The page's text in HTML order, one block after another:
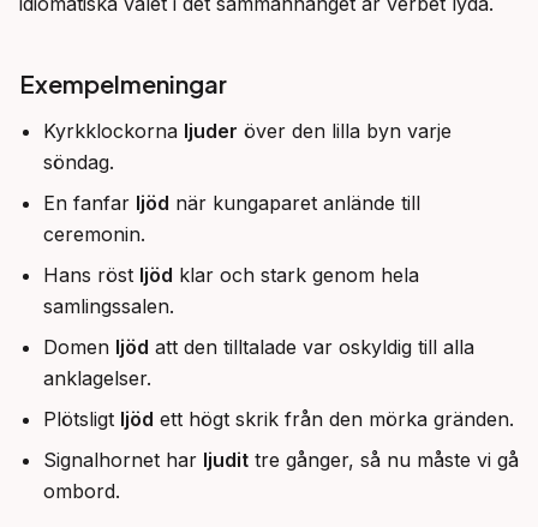
Exempelmeningar
Kyrkklockorna ljuder över den lilla byn varje
söndag.
En fanfar ljöd när kungaparet anlände till
ceremonin.
Hans röst ljöd klar och stark genom hela
samlingssalen.
Domen ljöd att den tilltalade var oskyldig till alla
anklagelser.
Plötsligt ljöd ett högt skrik från den mörka gränden.
Signalhornet har ljudit tre gånger, så nu måste vi gå
ombord.